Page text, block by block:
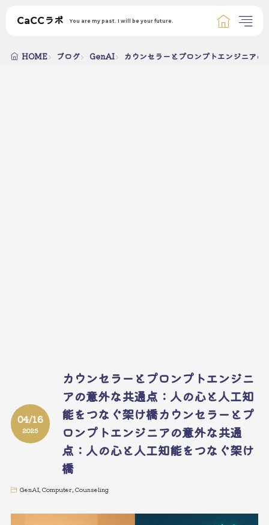
CaCCラボ You are my past. I will be your future.
HOME ブログ GenAI カウンセラーとプロンプトエンジニア
04/16
2025
カウンセラーとプロンプトエンジニ
アの意外な共通点：人の心と人工知
能をつなぐ架け橋カウンセラーとプ
ロンプトエンジニアの意外な共通
点：人の心と人工知能をつなぐ架け
橋
GenAI, Computer, Counseling